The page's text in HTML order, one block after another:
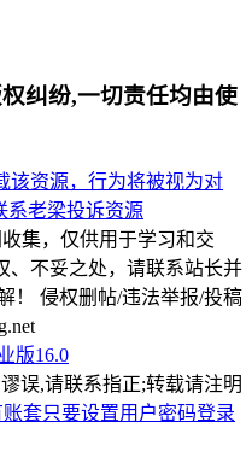
纠纷,一切责任均由使
该资源，行为将被视为对
系老梁投诉资源
集，仅供用于学习和交
、不妥之处，请联系站长并
！ 侵权删帖/违法举报/投稿
版16.0
误,请联系指正;转载请注明
套只要设置用户密码登录